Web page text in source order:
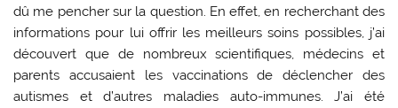
dû me pencher sur la question. En effet, en recherchant des
informations pour lui offrir les meilleurs soins possibles, j’ai
découvert que de nombreux scientifiques, médecins et
parents accusaient les vaccinations de déclencher des
autismes et d’autres maladies auto-immunes. J’ai été